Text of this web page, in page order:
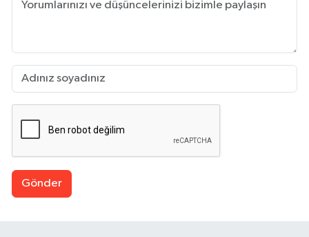
Gönder